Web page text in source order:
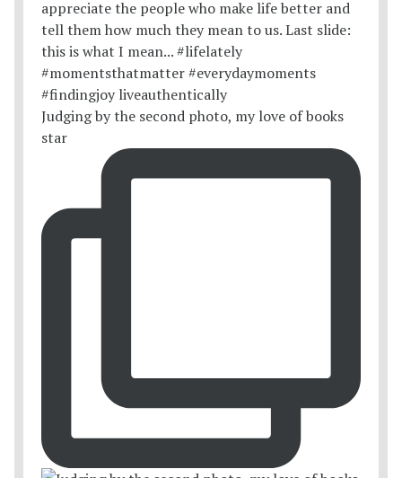
Judging by the second photo, my love of books
star